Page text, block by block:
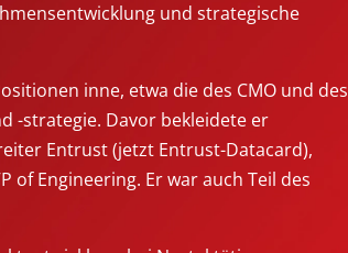
und strategische
inne, etwa die des CMO und des
-strategie. Davor bekleidete er
Entrust (jetzt Entrust-Datacard),
of Engineering. Er war auch Teil des